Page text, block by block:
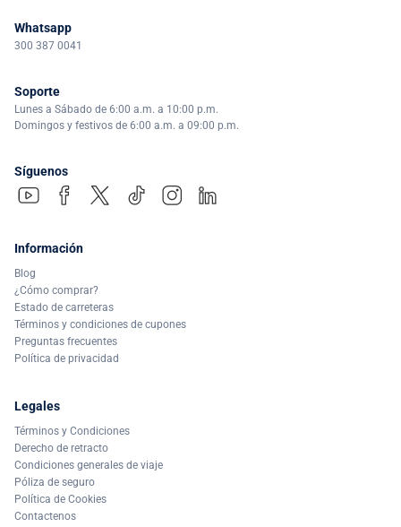
Whatsapp
300 387 0041
Soporte
Lunes a Sábado de 6:00 a.m. a 10:00 p.m.
Domingos y festivos de 6:00 a.m. a 09:00 p.m.
Síguenos
Información
Blog
¿Cómo comprar?
Estado de carreteras
Términos y condiciones de cupones
Preguntas frecuentes
Política de privacidad
Legales
Términos y Condiciones
Derecho de retracto
Condiciones generales de viaje
Póliza de seguro
Política de Cookies
Contactenos